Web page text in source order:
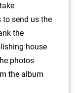
to send us the
the
house
photos
the album